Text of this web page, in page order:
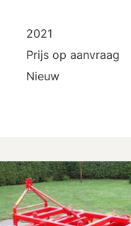
2021
Prijs op aanvraag
Nieuw